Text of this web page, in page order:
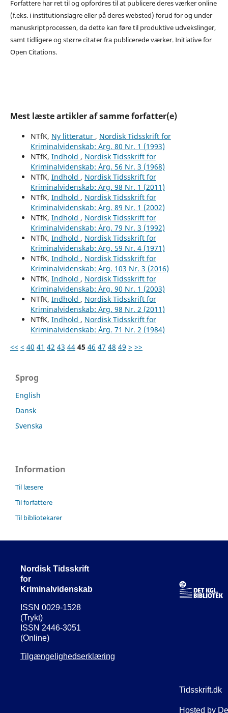
Forfattere har ret til og opfordres til at publicere deres værker online
(f.eks. i institutionslagre eller på deres websted) forud for og under
manuskriptprocessen, da dette kan føre til produktive udvekslinger,
samt tidligere og større citater fra publicerede værker. Initiative for
Open Citations.
Mest læste artikler af samme forfatter(e)
NTfK, Ny litteratur , Nordisk Tidsskrift for
Kriminalvidenskab: Årg. 80 Nr. 1 (1993)
NTfK, Indhold , Nordisk Tidsskrift for
Kriminalvidenskab: Årg. 56 Nr. 3 (1968)
NTfK, Indhold , Nordisk Tidsskrift for
Kriminalvidenskab: Årg. 98 Nr. 1 (2011)
NTfK, Indhold , Nordisk Tidsskrift for
Kriminalvidenskab: Årg. 89 Nr. 1 (2002)
NTfK, Indhold , Nordisk Tidsskrift for
Kriminalvidenskab: Årg. 79 Nr. 3 (1992)
NTfK, Indhold , Nordisk Tidsskrift for
Kriminalvidenskab: Årg. 59 Nr. 4 (1971)
NTfK, Indhold , Nordisk Tidsskrift for
Kriminalvidenskab: Årg. 103 Nr. 3 (2016)
NTfK, Indhold , Nordisk Tidsskrift for
Kriminalvidenskab: Årg. 90 Nr. 1 (2003)
NTfK, Indhold , Nordisk Tidsskrift for
Kriminalvidenskab: Årg. 98 Nr. 2 (2011)
NTfK, Indhold , Nordisk Tidsskrift for
Kriminalvidenskab: Årg. 71 Nr. 2 (1984)
<< < 40 41 42 43 44 45 46 47 48 49 > >>
Sprog
English
Dansk
Svenska
Information
Til læsere
Til forfattere
Til bibliotekarer
Nordisk Tidsskrift
for
Kriminalvidenskab
ISSN 0029-1528
(Trykt)
ISSN 2446-3051
(Online)
Tilgængelighedserklæring